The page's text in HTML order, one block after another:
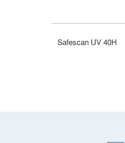
Safescan UV 40H